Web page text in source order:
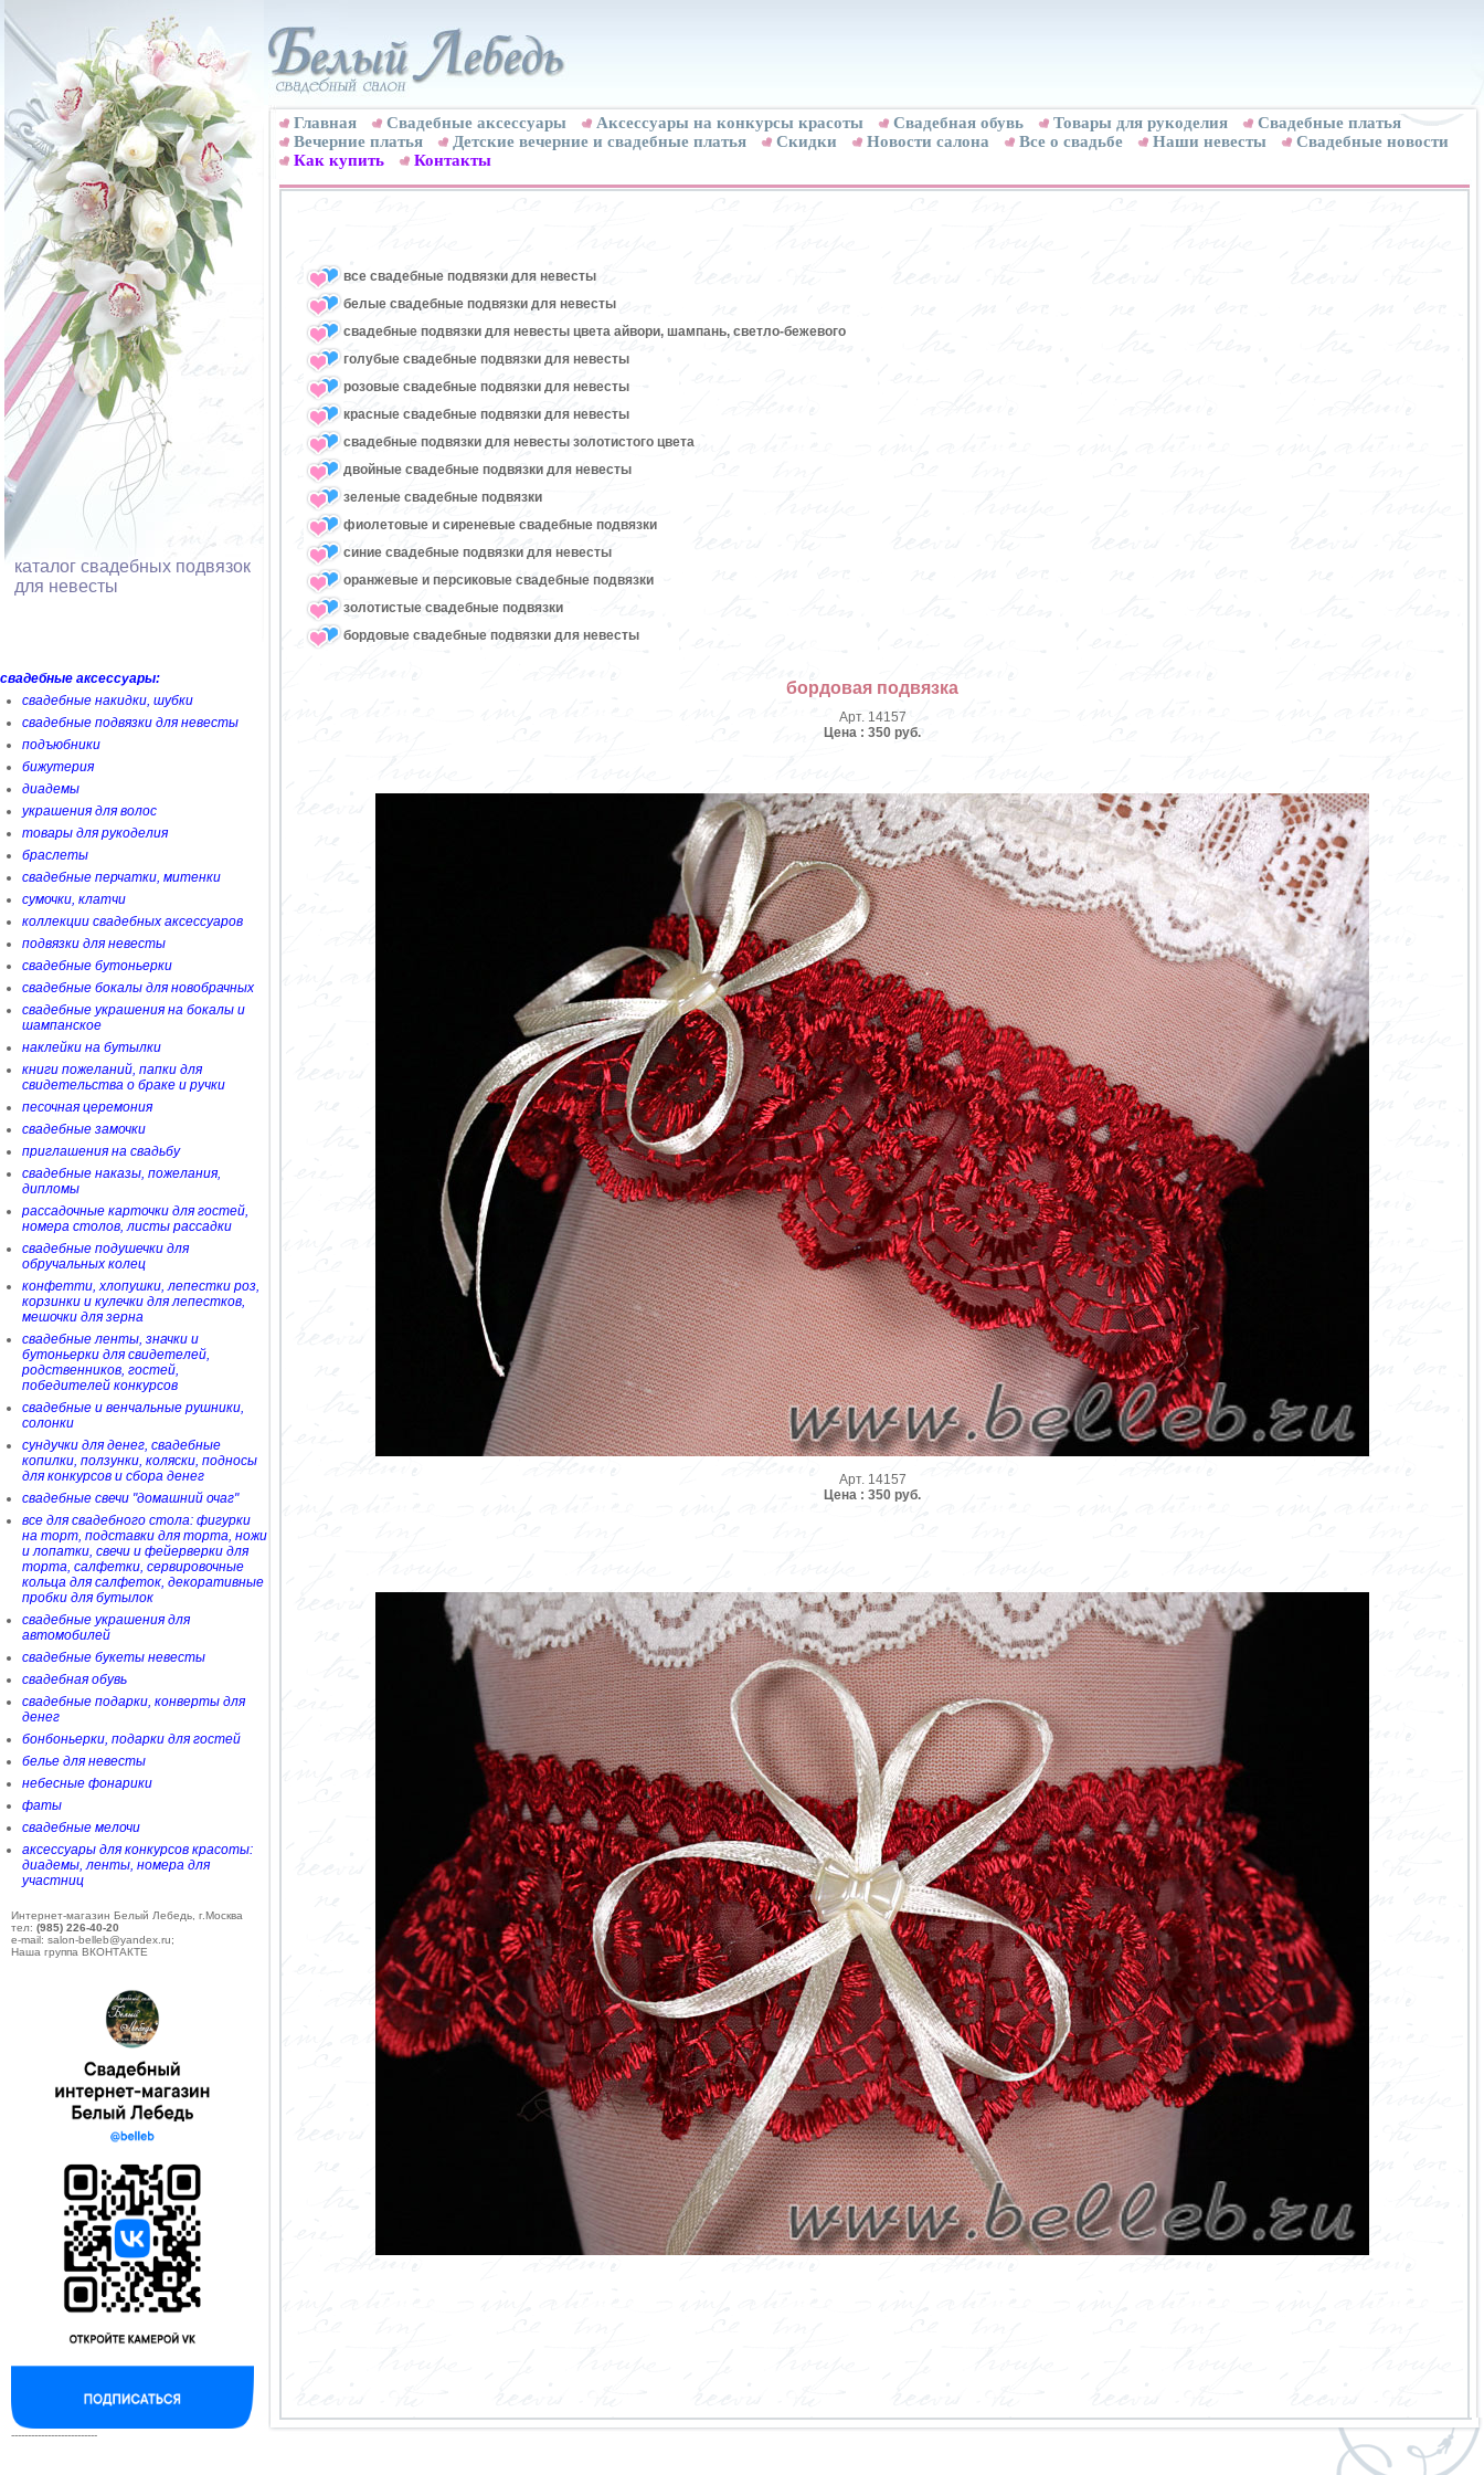
каталог свадебных подвязок
для невесты
свадебные аксессуары:
свадебные накидки, шубки
свадебные подвязки для невесты
подъюбники
бижутерия
диадемы
украшения для волос
товары для рукоделия
браслеты
свадебные перчатки, митенки
сумочки, клатчи
коллекции свадебных аксессуаров
подвязки для невесты
свадебные бутоньерки
свадебные бокалы для новобрачных
свадебные украшения на бокалы и
шампанское
наклейки на бутылки
книги пожеланий, папки для
свидетельства о браке и ручки
песочная церемония
свадебные замочки
приглашения на свадьбу
свадебные наказы, пожелания,
дипломы
рассадочные карточки для гостей,
номера столов, листы рассадки
свадебные подушечки для
обручальных колец
конфетти, хлопушки, лепестки роз,
корзинки и кулечки для лепестков,
мешочки для зерна
свадебные ленты, значки и
бутоньерки для свидетелей,
родственников, гостей,
победителей конкурсов
свадебные и венчальные рушники,
солонки
сундучки для денег, свадебные
копилки, ползунки, коляски, подносы
для конкурсов и сбора денег
свадебные свечи "домашний очаг"
все для свадебного стола: фигурки
на торт, подставки для торта, ножи
и лопатки, свечи и фейерверки для
торта, салфетки, сервировочные
кольца для салфеток, декоративные
пробки для бутылок
свадебные украшения для
автомобилей
свадебные букеты невесты
свадебная обувь
свадебные подарки, конверты для
денег
бонбоньерки, подарки для гостей
белье для невесты
небесные фонарики
фаты
свадебные мелочи
аксессуары для конкурсов красоты:
диадемы, ленты, номера для
участниц
Интернет-магазин Белый Лебедь, г.Москва
тел: (985) 226-40-20
e-mail: salon-belleb@yandex.ru;
Наша группа ВКОНТАКТЕ
--------------------------
Главная Свадебные аксессуары Аксессуары на конкурсы красоты Свадебная обувь Товары для рукоделия
Cвадебные платья
Вечерние платья
Детские вечерние и свадебные платья Скидки Новости салона Все о свадьбе Наши невесты
Свадебные новости
Как купить
Контакты
все свадебные подвязки для невесты
белые свадебные подвязки для невесты
свадебные подвязки для невесты цвета айвори, шампань, светло-бежевого
голубые свадебные подвязки для невесты
розовые свадебные подвязки для невесты
красные свадебные подвязки для невесты
свадебные подвязки для невесты золотистого цвета
двойные свадебные подвязки для невесты
зеленые свадебные подвязки
фиолетовые и сиреневые свадебные подвязки
синие свадебные подвязки для невесты
оранжевые и персиковые свадебные подвязки
золотистые свадебные подвязки
бордовые свадебные подвязки для невесты
бордовая подвязка
Арт. 14157
Цена : 350 руб.
Арт. 14157
Цена : 350 руб.